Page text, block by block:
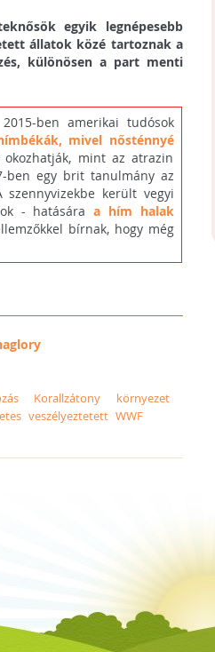
egyik legnépesebb
állatok közé tartoznak a
különösen a part menti
2015-ben amerikai tudósok
mivel nősténnyé
mint az atrazin
ben egy brit tanulmány az
került vegyi
- hatásáraa hím halak
bírnak, hogy még
Korallzátony
környezet
veszélyeztetett WWF